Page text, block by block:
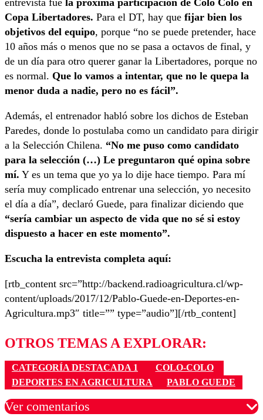
entrevista fue la próxima participación de Colo Colo en
Copa Libertadores. Para el DT, hay que fijar bien los
objetivos del equipo, porque “no se puede pretender, hace
10 años más o menos que no se pasa a octavos de final, y
de un día para otro querer ganar la Libertadores, porque no
es normal. Que lo vamos a intentar, que no le quepa la
menor duda a nadie, pero no es fácil”.
Además, el entrenador habló sobre los dichos de Esteban
Paredes, donde lo postulaba como un candidato para dirigir
a la Selección Chilena. “No me puso como candidato
para la selección (…) Le preguntaron qué opina sobre
mí. Y es un tema que yo ya lo dije hace tiempo. Para mí
sería muy complicado entrenar una selección, yo necesito
el día a día”, declaró Guede, para finalizar diciendo que
“sería cambiar un aspecto de vida que no sé si estoy
dispuesto a hacer en este momento”.
Escucha la entrevista completa aquí:
[rtb_content src=”http://backend.radioagricultura.cl/wp-
content/uploads/2017/12/Pablo-Guede-en-Deportes-en-
Agricultura.mp3″ title=”” type=”audio”][/rtb_content]
OTROS TEMAS A EXPLORAR:
CATEGORÍA DESTACADA 1
COLO-COLO
DEPORTES EN AGRICULTURA
PABLO GUEDE
Ver comentarios